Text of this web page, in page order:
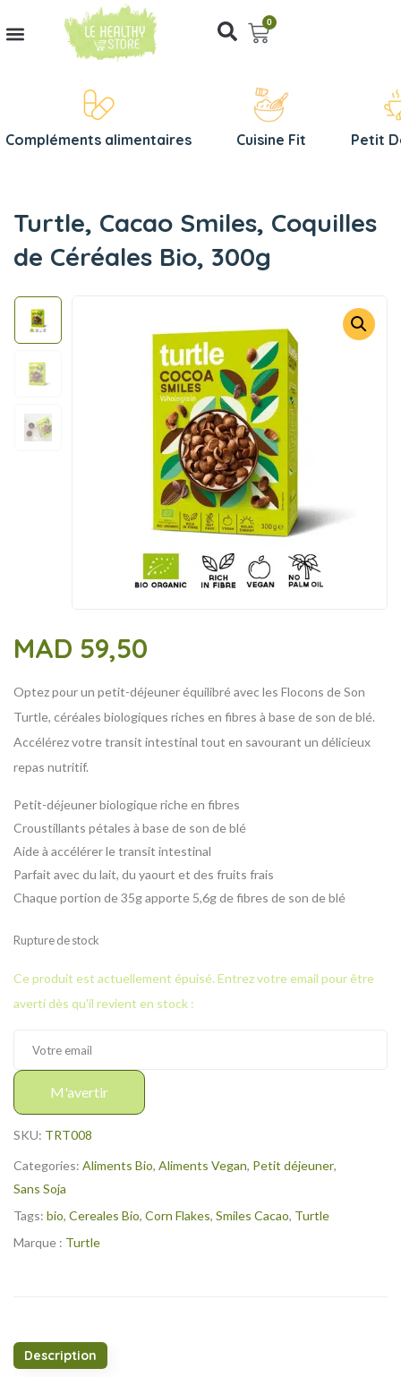
0
Compléments alimentaires Cuisine Fit Petit
Turtle, Cacao Smiles, Coquilles
de Céréales Bio, 300g
MAD 59,50
Optez pour un petit-déjeuner équilibré avec les Flocons de Son
Turtle, céréales biologiques riches en fibres à base de son de blé.
Accélérez votre transit intestinal tout en savourant un délicieux
repas nutritif.
Petit-déjeuner biologique riche en fibres
Croustillants pétales à base de son de blé
Aide à accélérer le transit intestinal
Parfait avec du lait, du yaourt et des fruits frais
Chaque portion de 35g apporte 5,6g de fibres de son de blé
Rupture de stock
Ce produit est actuellement épuisé. Entrez votre email pour être
averti dès qu'il revient en stock :
M'avertir
SKU: TRT008
Categories: Aliments Bio, Aliments Vegan, Petit déjeuner,
Sans Soja
Tags: bio, Cereales Bio, Corn Flakes, Smiles Cacao, Turtle
Marque : Turtle
Description